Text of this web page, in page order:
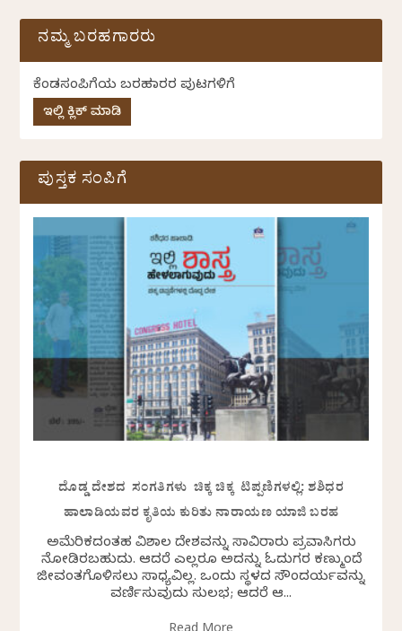
ನಮ್ಮ ಬರಹಗಾರರು
ಕೆಂಡಸಂಪಿಗೆಯ ಬರಹಗಾರರ ಪುಟಗಳಿಗೆ
ಇಲ್ಲಿ ಕ್ಲಿಕ್ ಮಾಡಿ
ಪುಸ್ತಕ ಸಂಪಿಗೆ
ದೊಡ್ಡ ದೇಶದ ಸಂಗತಿಗಳು ಚಿಕ್ಕ ಚಿಕ್ಕ ಟಿಪ್ಪಣಿಗಳಲ್ಲಿ: ಶಶಿಧರ
ಹಾಲಾಡಿಯವರ ಕೃತಿಯ ಕುರಿತು ನಾರಾಯಣ ಯಾಜಿ ಬರಹ
ಅಮೆರಿಕದಂತಹ ವಿಶಾಲ ದೇಶವನ್ನು ಸಾವಿರಾರು ಪ್ರವಾಸಿಗರು
ನೋಡಿರಬಹುದು. ಆದರೆ ಎಲ್ಲರೂ ಅದನ್ನು ಓದುಗರ ಕಣ್ಮುಂದೆ
ಜೀವಂತಗೊಳಿಸಲು ಸಾಧ್ಯವಿಲ್ಲ. ಒಂದು ಸ್ಥಳದ ಸೌಂದರ್ಯವನ್ನು
ವರ್ಣಿಸುವುದು ಸುಲಭ; ಆದರೆ ಆ...